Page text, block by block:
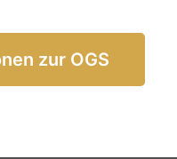
zur OGS